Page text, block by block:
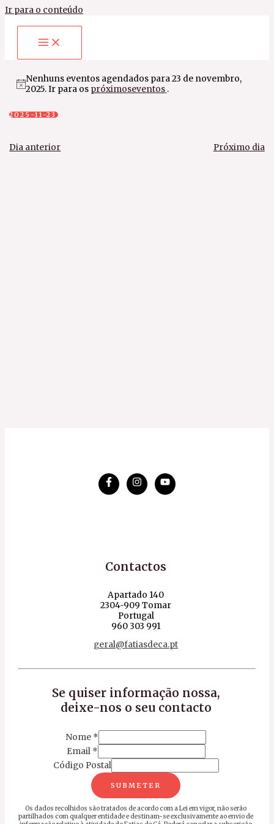
Ir para o conteúdo
Nenhuns eventos agendados para 23 de novembro,
2025. Ir para os próximoseventos .
2025-11-23
data.
Dia anterior Próximo dia
Contactos
Apartado 140
2304-909 Tomar
Portugal
960 303 991
geral@fatiasdeca.pt
Se quiser informação nossa,
deixe-nos o seu contacto
Nome *
Email *
Código Postal
SUBMETER
Os dados recolhidos são tratados de acordo com a Lei em vigor, não serão
partilhados com qualquer entidade e destinam-se exclusivamente ao envio de